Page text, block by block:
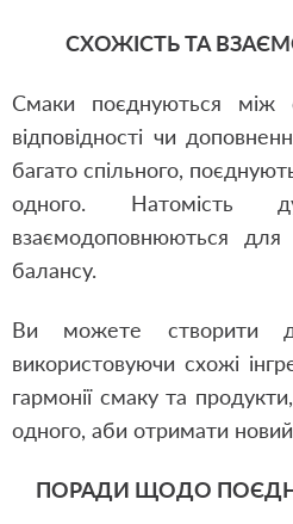
СХОЖІСТЬ ТА
Смаки поєднуються
відповідності чи
багато спільного,
одного. Натомість
взаємодоповнюються для
балансу.
Ви можете створити
використовуючи схожі
гармонії смаку та
одного, аби отримати
ПОРАДИ ЩОДО